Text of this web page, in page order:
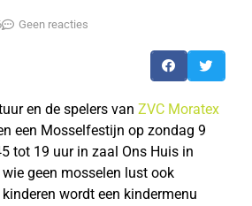
Geen reacties
en de spelers van ZVC Moratex
een Mosselfestijn op zondag 9
tot 19 uur in zaal Ons Huis in
geen mosselen lust ook
wordt een kindermenu